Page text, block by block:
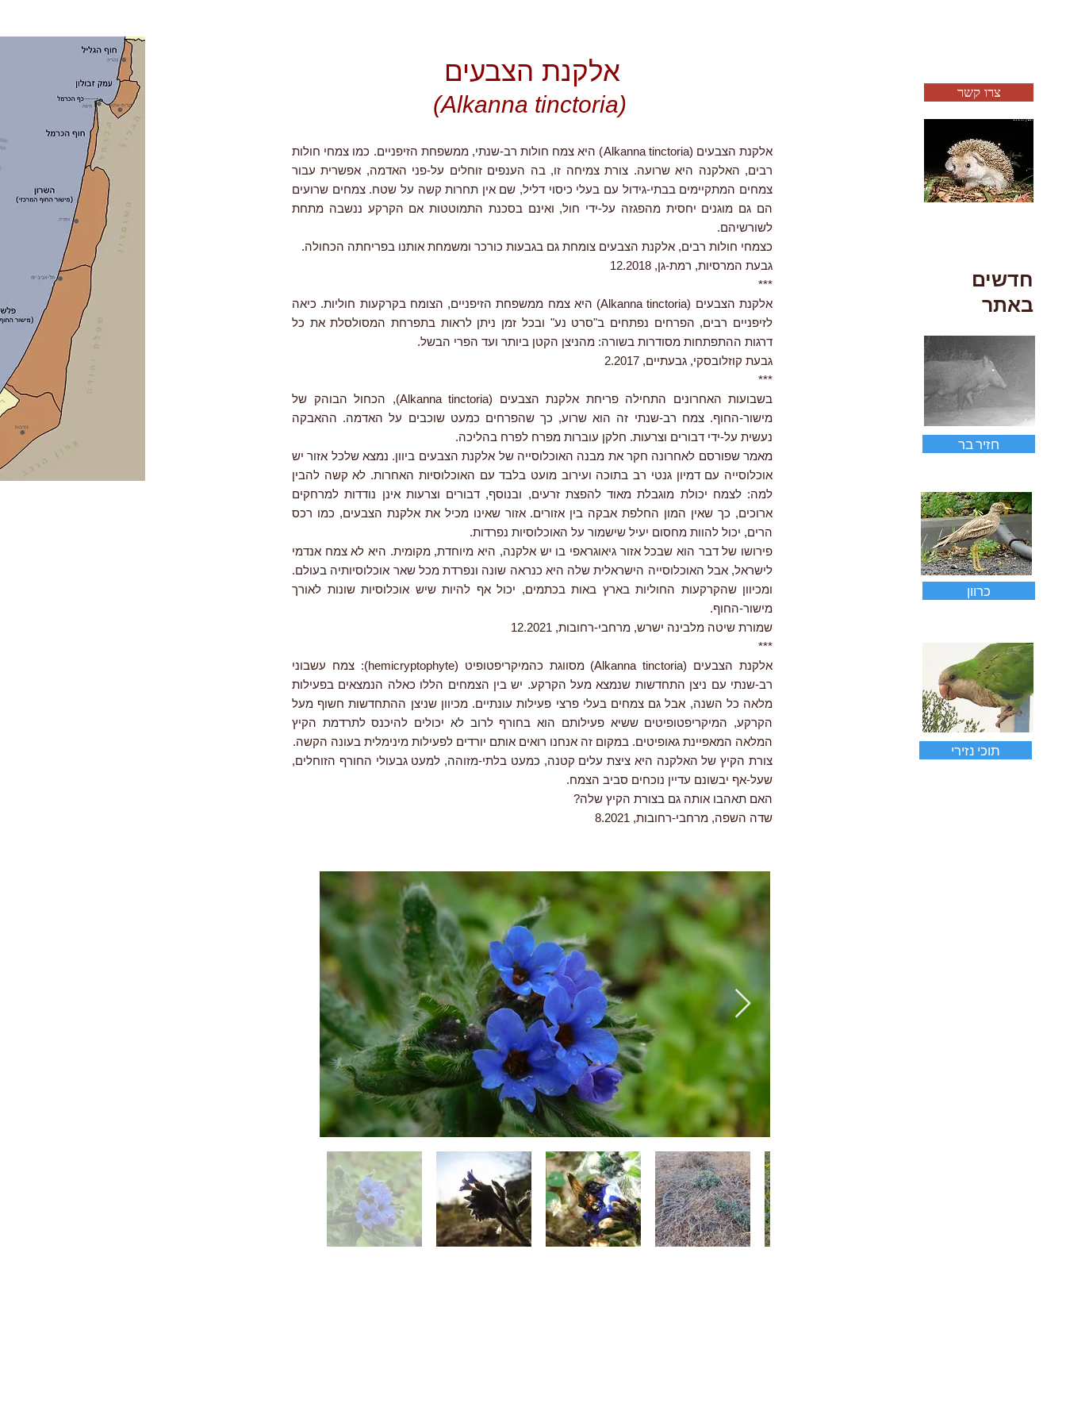
אלקנת הצבעים
(Alkanna tinctoria)
אלקנת הצבעים (Alkanna tinctoria) היא צמח חולות רב-שנתי, ממשפחת הזיפניים. כמו צמחי חולות
רבים, האלקנה היא שרועה. צורת צמיחה זו, בה הענפים זוחלים על-פני האדמה, אפשרית עבור
צמחים המתקיימים בבתי-גידול עם בעלי כיסוי דליל, שם אין תחרות קשה על שטח. צמחים שרועים
הם גם מוגנים יחסית מהפגזה על-ידי חול, ואינם בסכנת התמוטטות אם הקרקע ננשבה מתחת
לשורשיהם.
כצמחי חולות רבים, אלקנת הצבעים צומחת גם בגבעות כורכר ומשמחת אותנו בפריחתה הכחולה.
גבעת המרסיות, רמת-גן, 12.2018
***
אלקנת הצבעים (Alkanna tinctoria) היא צמח ממשפחת הזיפניים, הצומח בקרקעות חוליות. כיאה
לזיפניים רבים, הפרחים נפתחים ב"סרט נע" ובכל זמן ניתן לראות בתפרחת המסולסלת את כל
דרגות ההתפתחות מסודרות בשורה: מהניצן הקטן ביותר ועד הפרי הבשל.
גבעת קוזלובסקי, גבעתיים, 2.2017
***
בשבועות האחרונים התחילה פריחת אלקנת הצבעים (Alkanna tinctoria), הכחול הבוהק של
מישור-החוף. צמח רב-שנתי זה הוא שרוע, כך שהפרחים כמעט שוכבים על האדמה. ההאבקה
נעשית על-ידי דבורים וצרעות. חלקן עוברות מפרח לפרח בהליכה.
מאמר שפורסם לאחרונה חקר את מבנה האוכלוסייה של אלקנת הצבעים ביוון. נמצא שלכל אזור יש
אוכלוסייה עם דמיון גנטי רב בתוכה ועירוב מועט בלבד עם האוכלוסיות האחרות. לא קשה להבין
למה: לצמח יכולת מוגבלת מאוד להפצת זרעים, ובנוסף, דבורים וצרעות אינן נודדות למרחקים
ארוכים, כך שאין המון החלפת אבקה בין אזורים. אזור שאינו מכיל את אלקנת הצבעים, כמו רכס
הרים, יכול להוות מחסום יעיל שישמור על האוכלוסיות נפרדות.
פירושו של דבר הוא שבכל אזור גיאוגראפי בו יש אלקנה, היא מיוחדת, מקומית. היא לא צמח אנדמי
לישראל, אבל האוכלוסייה הישראלית שלה היא כנראה שונה ונפרדת מכל שאר אוכלוסיותיה בעולם.
ומכיוון שהקרקעות החוליות בארץ באות בכתמים, יכול אף להיות שיש אוכלוסיות שונות לאורך
מישור-החוף.
שמורת שיטה מלבינה ישרש, מרחבי-רחובות, 12.2021
***
אלקנת הצבעים (Alkanna tinctoria) מסווגת כהמיקריפטופיט (hemicryptophyte): צמח עשבוני
רב-שנתי עם ניצן התחדשות שנמצא מעל הקרקע. יש בין הצמחים הללו כאלה הנמצאים בפעילות
מלאה כל השנה, אבל גם צמחים בעלי פרצי פעילות עונתיים. מכיוון שניצן ההתחדשות חשוף מעל
הקרקע, המיקריפטופיטים ששיא פעילותם הוא בחורף לרוב לא יכולים להיכנס לתרדמת הקיץ
המלאה המאפיינת גאופיטים. במקום זה אנחנו רואים אותם יורדים לפעילות מינימלית בעונה הקשה.
צורת הקיץ של האלקנה היא ציצת עלים קטנה, כמעט בלתי-מזוהה, למעט גבעולי החורף הזוחלים,
שעל-אף יבשונם עדיין נוכחים סביב הצמח.
האם תאהבו אותה גם בצורת הקיץ שלה?
שדה השפה, מרחבי-רחובות, 8.2021
צרו קשר
כרוון
חזיר בר
חדשים
באתר
תוכי נזירי